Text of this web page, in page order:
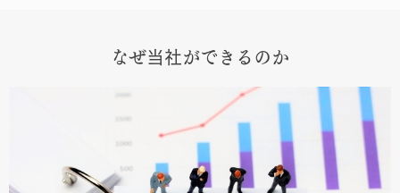
なぜ当社ができるのか